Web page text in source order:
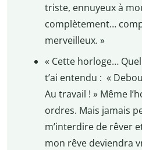
triste, ennuyeux à
complètement…
merveilleux. »
« Cette horloge…
t’ai entendu : «
Au travail ! » Même
ordres. Mais jamais
m’interdire de rêver
mon rêve deviendra